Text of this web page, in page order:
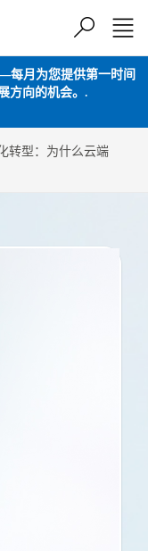
月为您提供第一时间
方向的机会。.
转型：为什么云端